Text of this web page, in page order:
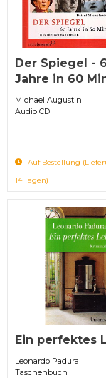
Der Spiegel -
Jahre in 60
Michael Augustin
Audio CD
Auf Bestellung
14 Tagen)
Ein perfektes
Leonardo Padura
Taschenbuch